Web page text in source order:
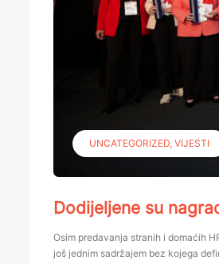
UNCATEGORIZED VIJESTI
Dodijeljene su
Osim predavanja stranih i domaćih
još jednim sadržajem bez kojega